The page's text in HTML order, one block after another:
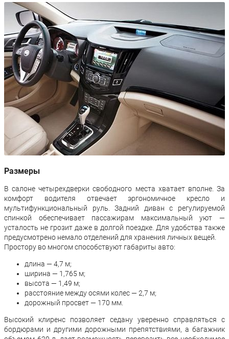
Размеры
В салоне четырехдверки свободного места хватает вполне. За
комфорт водителя отвечает эргономичное кресло и
мультифункциональный руль. Задний диван с регулируемой
спинкой обеспечивает пассажирам максимальный уют —
усталость не грозит даже в долгой поездке. Для удобства также
предусмотрено немало отделений для хранения личных вещей.
Простору во многом способствуют габариты авто:
длина — 4,7 м;
ширина — 1,765 м;
высота — 1,49 м;
расстояние между осями колес — 2,7 м;
дорожный просвет — 170 мм.
Высокий клиренс позволяет седану уверенно справляться с
бордюрами и другими дорожными препятствиями, а багажник